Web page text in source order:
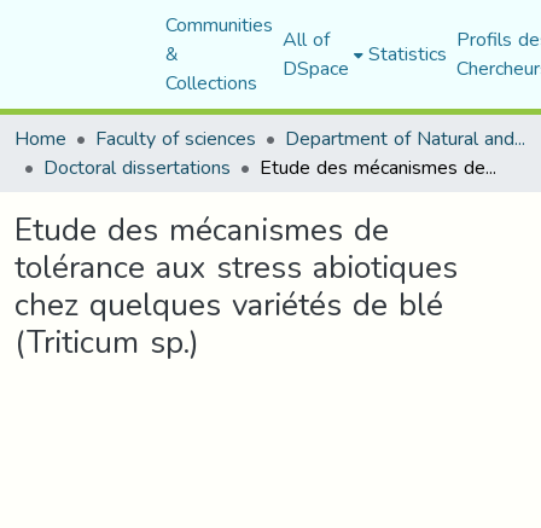
Communities
&
Collections
All of
DSpace Statistics Profils
Home
Faculty of sciences Department of Natural and Life Sciences
Doctoral dissertations Etude des mécanismes de tolérance aux stress abiotiques chez quelques variétés de blé (Triticum sp.)
Etude des mécanismes de
tolérance aux stress abiotiques
chez quelques variétés de blé
(Triticum sp.)